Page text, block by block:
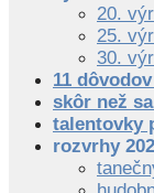
20.
25.
30.
11
skôr než
talentovky
rozvrhy